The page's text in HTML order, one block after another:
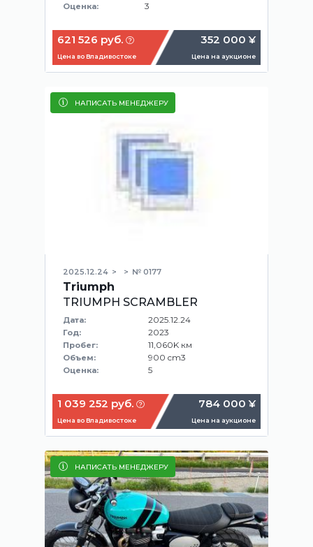
Оценка: 3
621 526 руб.
Цена во Владивостоке
352 000 ¥
Цена на аукционе
НАПИСАТЬ МЕНЕДЖЕРУ
2025.12.24 № 0177
Triumph
TRIUMPH SCRAMBLER
Дата: 2025.12.24
Год: 2023
Пробег: 11,060K км
Объем: 900 cm3
Оценка: 5
1 039 252 руб.
Цена во Владивостоке
784 000 ¥
Цена на аукционе
НАПИСАТЬ МЕНЕДЖЕРУ